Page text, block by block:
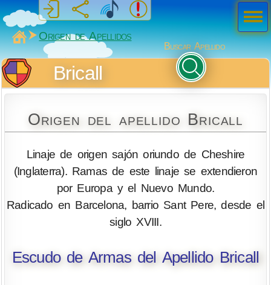
MiSabueso
Origen de Apellidos
Buscar Apellido
Bricall
Origen del apellido Bricall
Linaje de origen sajón oriundo de Cheshire
(Inglaterra). Ramas de este linaje se extendieron
por Europa y el Nuevo Mundo.
Radicado en Barcelona, barrio Sant Pere, desde el
siglo XVIII.
Escudo de Armas del Apellido Bricall
Men
ú